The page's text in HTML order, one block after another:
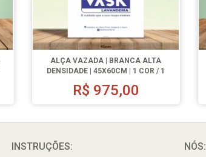
ALÇA VAZADA | BRANCA ALTA
DENSIDADE | 45X60CM | 1 COR / 1
LADO | 500 UN.
R$ 975,00
INSTRUÇÕES: NÓS: